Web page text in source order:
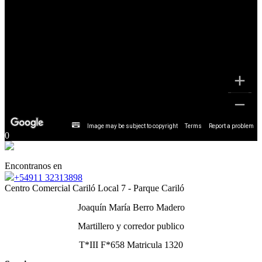
Image may be subject to copyright Terms Report a problem
0
Encontranos en
+54911 32313898
Centro Comercial Cariló Local 7 - Parque Cariló
Joaquín María Berro Madero
Martillero y corredor publico
T*III F*658 Matricula 1320